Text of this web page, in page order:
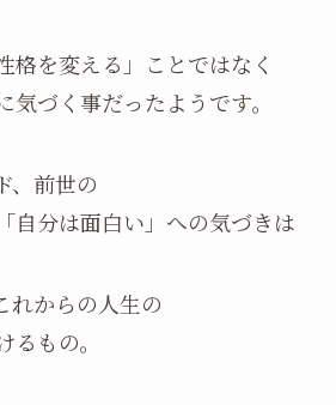
格を変える」ことではなく
気づく事だったようです。
、前世の
自分は面白い」への気づきは
れからの人生の
もの。